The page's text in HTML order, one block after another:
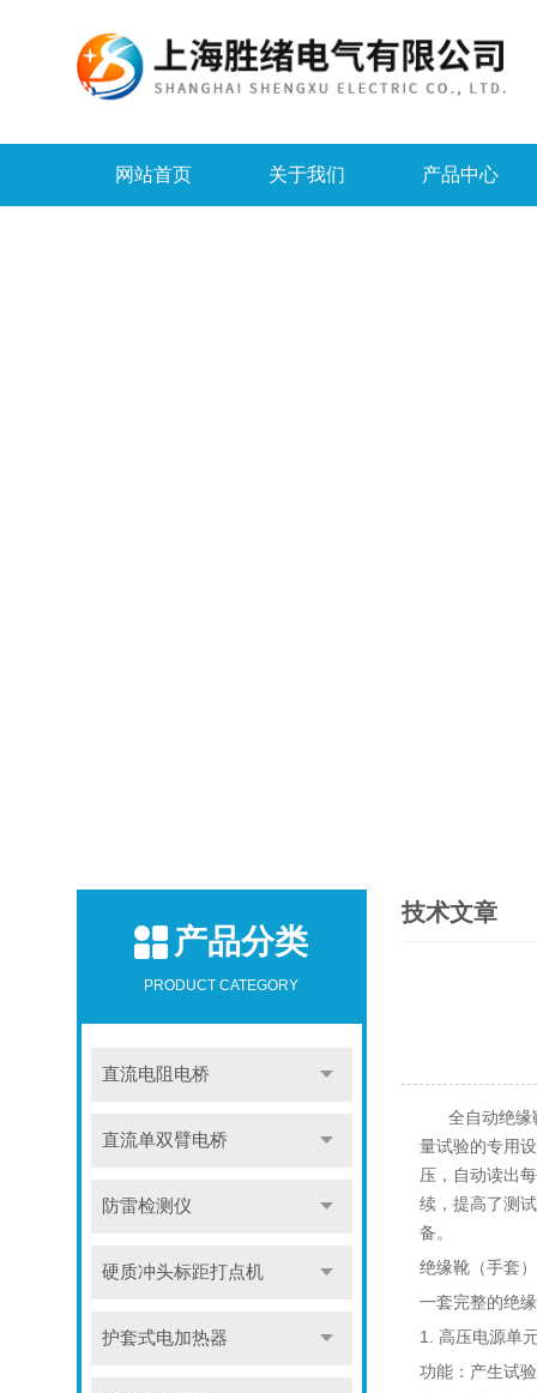
网站首页 关于我们 产品中心
产品分类
PRODUCT CATEGORY
直流电阻电桥
直流单双臂电桥
防雷检测仪
硬质冲头标距打点机
护套式电加热器
技术文章
全自动绝缘靴
量试验的专用
压，自动读出
续，提高了测
备。
绝缘靴（手套
一套完整的绝
1. 高压电源单
功能：产生试